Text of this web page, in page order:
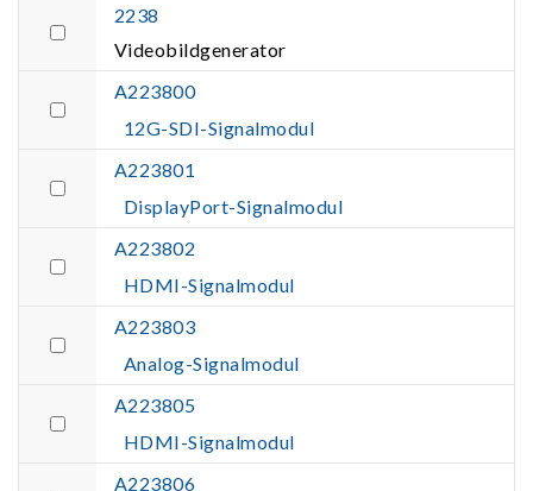
2238
Videobildgenerator
A223800
12G-SDI-Signalmodul
A223801
DisplayPort-Signalmodul
A223802
HDMI-Signalmodul
A223803
Analog-Signalmodul
A223805
HDMI-Signalmodul
A223806